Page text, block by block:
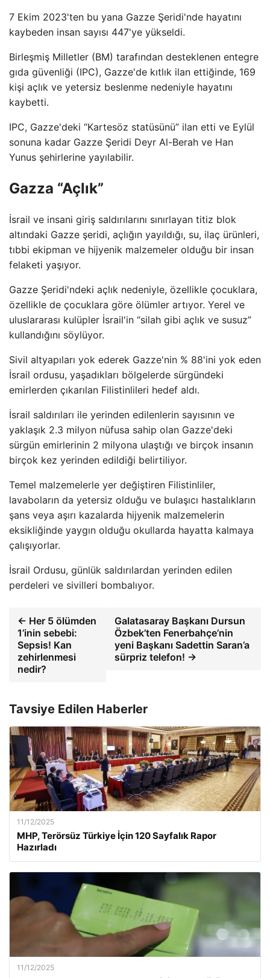
7 Ekim 2023'ten bu yana Gazze Şeridi'nde hayatını
kaybeden insan sayısı 447'ye yükseldi.
Birleşmiş Milletler (BM) tarafından desteklenen entegre
gıda güvenliği (IPC), Gazze'de kıtlık ilan ettiğinde, 169
kişi açlık ve yetersiz beslenme nedeniyle hayatını
kaybetti.
IPC, Gazze'deki “Kartesöz statüsünü” ilan etti ve Eylül
sonuna kadar Gazze Şeridi Deyr Al-Berah ve Han
Yunus şehirlerine yayılabilir.
Gazza “Açlık”
İsrail ve insani giriş saldırılarını sınırlayan titiz blok
altındaki Gazze şeridi, açlığın yayıldığı, su, ilaç ürünleri,
tıbbi ekipman ve hijyenik malzemeler olduğu bir insan
felaketi yaşıyor.
Gazze Şeridi'ndeki açlık nedeniyle, özellikle çocuklara,
özellikle de çocuklara göre ölümler artıyor. Yerel ve
uluslararası kulüpler İsrail'in “silah gibi açlık ve susuz”
kullandığını söylüyor.
Sivil altyapıları yok ederek Gazze'nin % 88'ini yok eden
İsrail ordusu, yaşadıkları bölgelerde sürgündeki
emirlerden çıkarılan Filistinlileri hedef aldı.
İsrail saldırıları ile yerinden edilenlerin sayısının ve
yaklaşık 2.3 milyon nüfusa sahip olan Gazze'deki
sürgün emirlerinin 2 milyona ulaştığı ve birçok insanın
birçok kez yerinden edildiği belirtiliyor.
Temel malzemelerle yer değiştiren Filistinliler,
lavaboların da yetersiz olduğu ve bulaşıcı hastalıkların
şans veya aşırı kazalarda hijyenik malzemelerin
eksikliğinde yaygın olduğu okullarda hayatta kalmaya
çalışıyorlar.
İsrail Ordusu, günlük saldırılardan yerinden edilen
perdeleri ve sivilleri bombalıyor.
← Her 5 ölümden
1’inin sebebi:
Sepsis! Kan
zehirlenmesi
nedir?
Galatasaray Başkanı Dursun
Özbek’ten Fenerbahçe’nin
yeni Başkanı Sadettin Saran’a
sürpriz telefon! →
Tavsiye Edilen Haberler
11/12/2025
MHP, Terörsüz Türkiye İçin 120 Sayfalık Rapor
Hazırladı
11/12/2025